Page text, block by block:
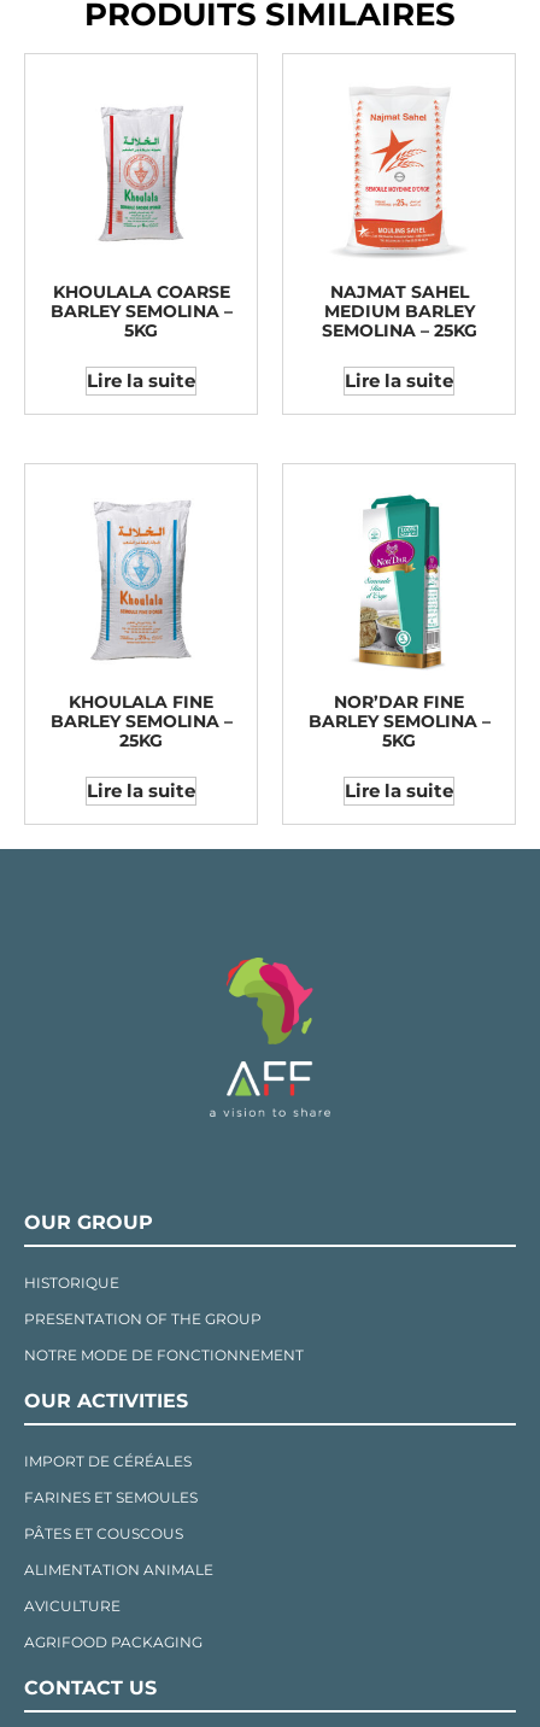
PRODUITS SIMILAIRES
KHOULALA COARSE
BARLEY SEMOLINA –
5KG
Lire la suite
NAJMAT SAHEL
MEDIUM BARLEY
SEMOLINA – 25KG
Lire la suite
KHOULALA FINE
BARLEY SEMOLINA –
25KG
Lire la suite
NOR’DAR FINE
BARLEY SEMOLINA –
5KG
Lire la suite
OUR GROUP
HISTORIQUE
PRESENTATION OF THE GROUP
NOTRE MODE DE FONCTIONNEMENT
OUR ACTIVITIES
IMPORT DE CÉRÉALES
FARINES ET SEMOULES
PÂTES ET COUSCOUS
ALIMENTATION ANIMALE
AVICULTURE
AGRIFOOD PACKAGING
CONTACT US